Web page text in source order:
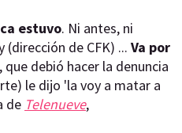
estuvo. Ni antes, ni
(dirección de CFK) ... Va por
, que debió hacer la denuncia
le dijo 'la voy a matar a
de Telenueve,